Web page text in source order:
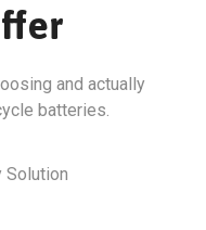
and actually
batteries.
Solution